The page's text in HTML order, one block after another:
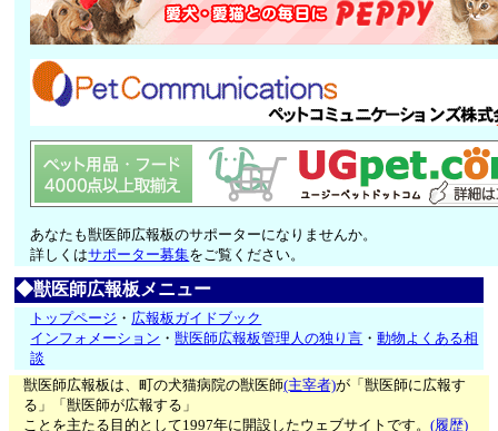
あなたも獣医師広報板のサポーターになりませんか。
詳しくはサポーター募集をご覧ください。
◆獣医師広報板メニュー
トップページ ・ 広報板ガイドブック
インフォメーション ・獣医師広報板管理人の独り言 ・動物よくある相
談
獣医師広報板は、町の犬猫病院の獣医師(主宰者)が「獣医師に広報す
る」「獣医師が広報する」
ことを主たる目的として1997年に開設したウェブサイトです。(履歴)